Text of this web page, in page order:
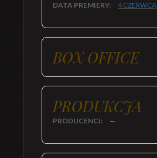
DATA PREMIERY: 4 CZERWCA
BOX OFFICE
PRODUKCJA
PRODUCENCI: —